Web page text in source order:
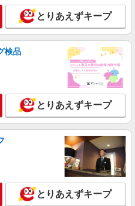
間あり 3ヶ月 ※経験・能力による
給 265000 円 〜 350000 円
ョップの携帯販売スタッフ
円 〜 260,200円 固定残業代:
円（15時間相当） ＊＿ 試用期
給25万円以上 ※経験・能力による
233500 円 〜 260200 円
ク佐倉臼井店 千葉県 佐倉市 王子
詳細を見る
トバンクショップの携帯販売ス
とりあえずキープ
検品
とりあえずキープ
とりあえずキープ